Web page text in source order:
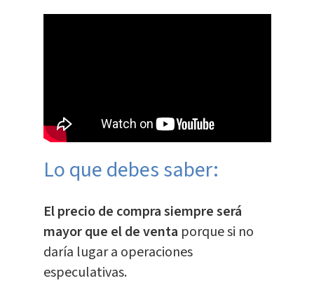
Lo que debes saber:
El precio de compra siempre será
mayor que el de venta porque si no
daría lugar a operaciones
especulativas.